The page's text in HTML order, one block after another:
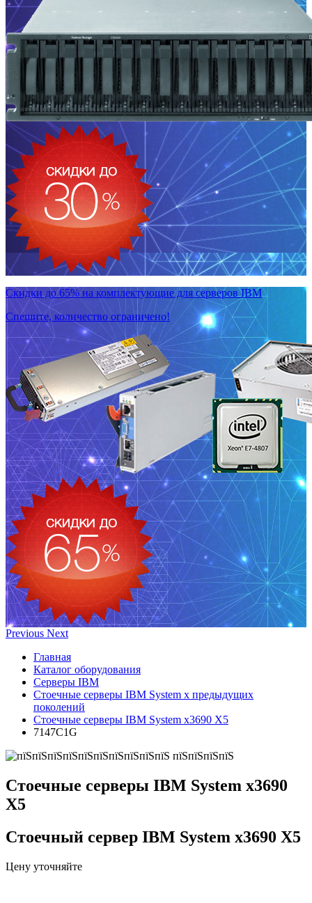
Скидки до 65% на комплектующие для серверов IBM
Спешите, количество ограничено!
Previous Next
Главная
Каталог оборудования
Серверы IBM
Стоечные серверы IBM System x предыдущих
поколений
Стоечные серверы IBM System x3690 X5
7147C1G
Стоечные серверы IBM System x3690
X5
Стоечный сервер IBM System x3690 X5
Цену уточняйте